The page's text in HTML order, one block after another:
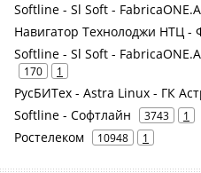
Softline - Sl Soft -
Навигатор Технолоджи НТЦ -
Softline - Sl Soft -
170 1
РусБИТех - Astra Linux - ГК
Softline - Софтлайн 3743 1
Ростелеком 10948 1